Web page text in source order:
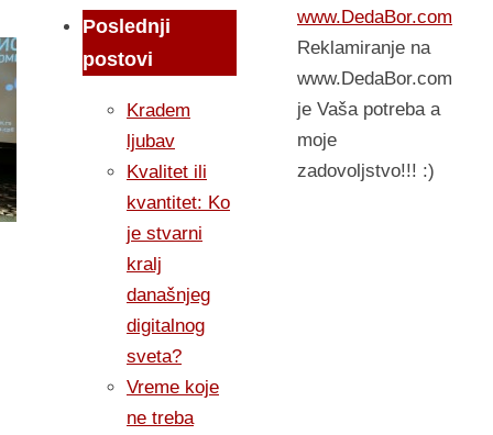
Poslednji
postovi
Kradem
ljubav
Kvalitet ili
kvantitet: Ko
je stvarni
kralj
današnjeg
digitalnog
sveta?
Vreme koje
ne treba
www.DedaBor.com
Reklamiranje na
www.DedaBor.com
je Vaša potreba a
moje
zadovoljstvo!!! :)